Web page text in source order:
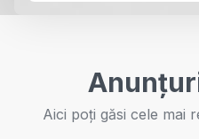
Aici poți găsi cele mai